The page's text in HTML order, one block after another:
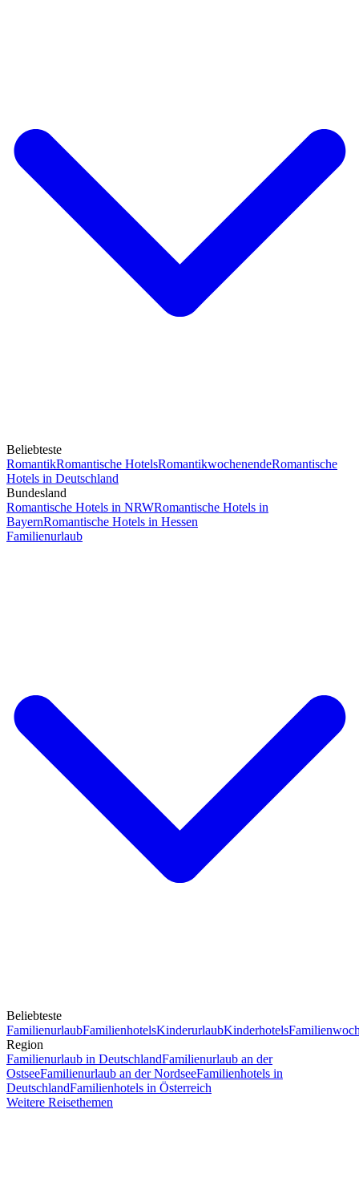
Beliebteste
RomantikRomantische HotelsRomantikwochenendeRomantische
Hotels in Deutschland
Bundesland
Romantische Hotels in NRWRomantische Hotels in
BayernRomantische Hotels in Hessen
Familienurlaub
Beliebteste
FamilienurlaubFamilienhotelsKinderurlaubKinderhotels
Region
Familienurlaub in DeutschlandFamilienurlaub an der
OstseeFamilienurlaub an der NordseeFamilienhotels in
DeutschlandFamilienhotels in Österreich
Weitere Reisethemen